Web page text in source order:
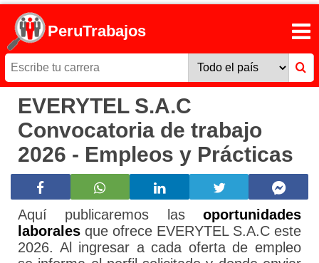
PeruTrabajos
EVERYTEL S.A.C
Convocatoria de trabajo
2026 - Empleos y Prácticas
Aquí publicaremos las oportunidades
laborales que ofrece EVERYTEL S.A.C este
2026. Al ingresar a cada oferta de empleo